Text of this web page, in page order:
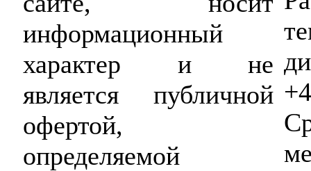
информационный
характер и не
является публичной
офертой,
определяемой